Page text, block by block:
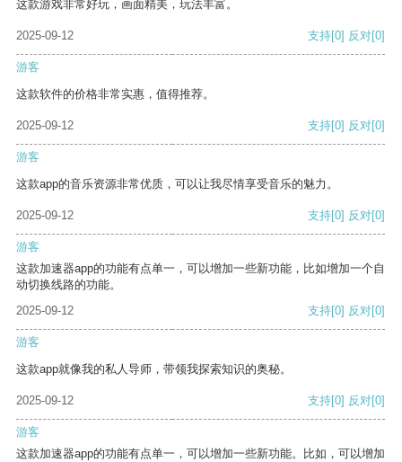
这款游戏非常好玩，画面精美，玩法丰富。
2025-09-12 支持[0] 反对[0]
游客
这款软件的价格非常实惠，值得推荐。
2025-09-12 支持[0] 反对[0]
游客
这款app的音乐资源非常优质，可以让我尽情享受音乐的魅力。
2025-09-12 支持[0] 反对[0]
游客
这款加速器app的功能有点单一，可以增加一些新功能，比如增加一个自
动切换线路的功能。
2025-09-12
支持[0] 反对[0]
游客
这款app就像我的私人导师，带领我探索知识的奥秘。
2025-09-12 支持[0] 反对[0]
游客
这款加速器app的功能有点单一，可以增加一些新功能。比如，可以增加